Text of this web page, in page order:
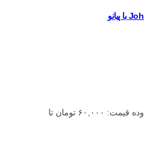
محدوده قیمت: ۶۰,۰۰۰ تومان تا